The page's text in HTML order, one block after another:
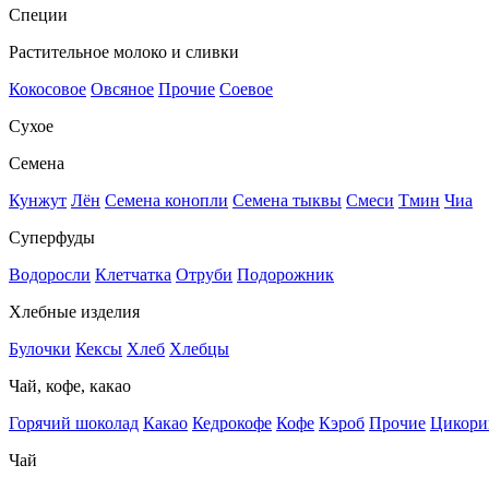
Специи
Растительное молоко и сливки
Кокосовое Овсяное Прочие Соевое
Сухое
Семена
Кунжут Лён Семена конопли Семена тыквы Смеси Тмин Чиа
Суперфуды
Водоросли Клетчатка Отруби Подорожник
Хлебные изделия
Булочки Кексы Хлеб Хлебцы
Чай, кофе, какао
Горячий шоколад Какао Кедрокофе Кофе Кэроб Прочие
Чай